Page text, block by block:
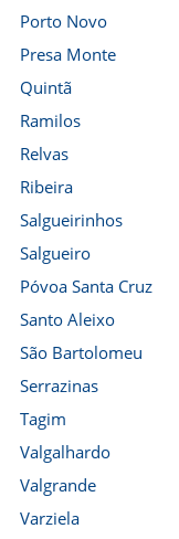
Porto Novo
Presa Monte
Quintã
Ramilos
Relvas
Ribeira
Salgueirinhos
Salgueiro
Póvoa Santa Cruz
Santo Aleixo
São Bartolomeu
Serrazinas
Tagim
Valgalhardo
Valgrande
Varziela